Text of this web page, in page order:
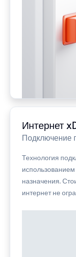
Интернет
Подключение
Технология
назначения.
интернет не